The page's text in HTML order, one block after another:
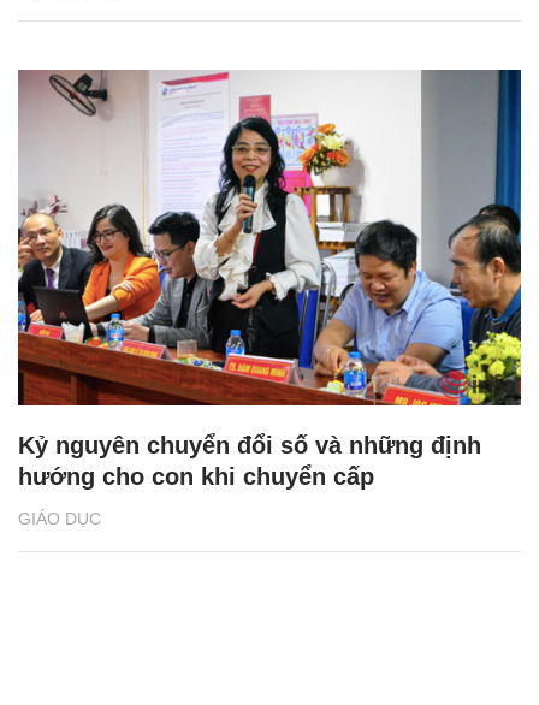
GIÁO DỤC
Kỷ nguyên chuyển đổi số và những định
hướng cho con khi chuyển cấp